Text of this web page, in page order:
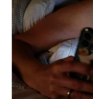
KELISTRIKAN
WALINKI
MAWAKA